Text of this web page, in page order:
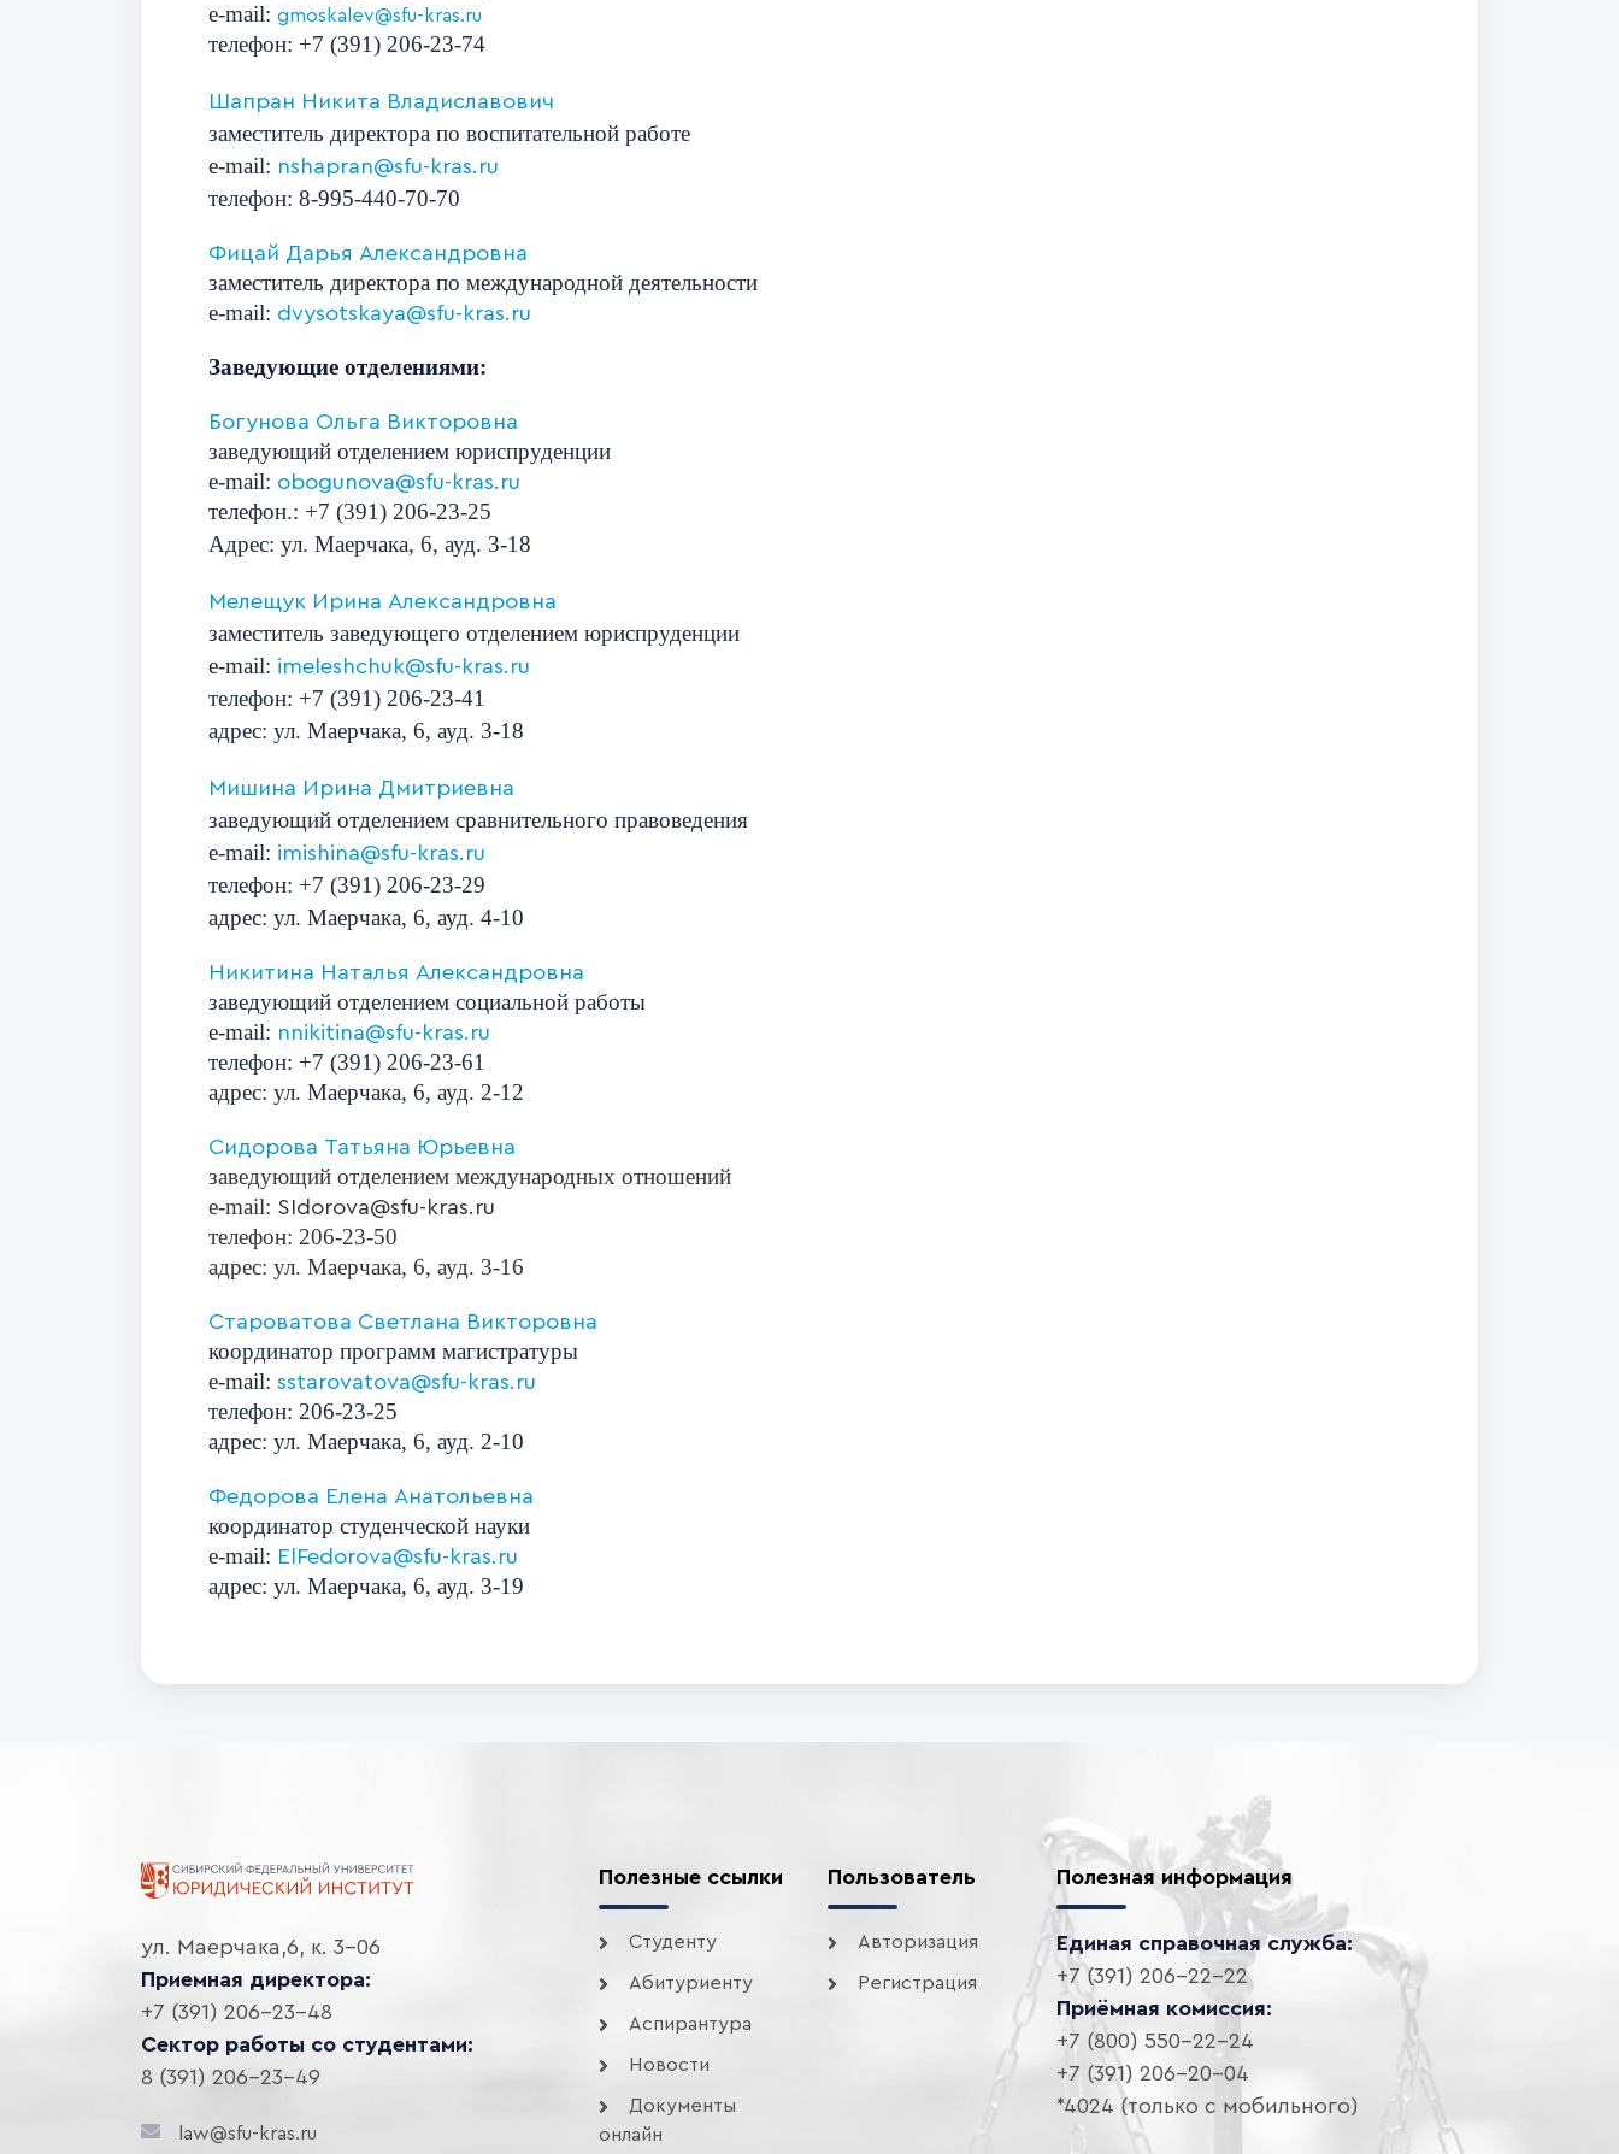
e-mail: gmoskalev@sfu-kras.ru
телефон: +7 (391) 206-23-74
Шапран Никита Владиславович
заместитель директора по воспитательной работе
e-mail: nshapran@sfu-kras.ru
телефон: 8-995-440-70-70
Фицай Дарья Александровна
заместитель директора по международной деятельности
e-mail: dvysotskaya@sfu-kras.ru
Заведующие отделениями:
Богунова Ольга Викторовна
заведующий отделением юриспруденции
e-mail: obogunova@sfu-kras.ru
телефон.: +7 (391) 206-23-25
Адрес: ул. Маерчака, 6, ауд. 3-18
Мелещук Ирина Александровна
заместитель заведующего отделением юриспруденции
е-mail: imeleshchuk@sfu-kras.ru
телефон: +7 (391) 206-23-41
адрес: ул. Маерчака, 6, ауд. 3-18
Мишина Ирина Дмитриевна
заведующий отделением сравнительного правоведения
e-mail: imishina@sfu-kras.ru
телефон: +7 (391) 206-23-29
адрес: ул. Маерчака, 6, ауд. 4-10
Никитина Наталья Александровна
заведующий отделением социальной работы
e-mail: nnikitina@sfu-kras.ru
телефон: +7 (391) 206-23-61
адрес: ул. Маерчака, 6, ауд. 2-12
Сидорова Татьяна Юрьевна
заведующий отделением международных отношений
e-mail: SIdorova@sfu-kras.ru
телефон: 206-23-50
адрес: ул. Маерчака, 6, ауд. 3-16
Староватова Светлана Викторовна
координатор программ магистратуры
e-mail: sstarovatova@sfu-kras.ru
телефон: 206-23-25
адрес: ул. Маерчака, 6, ауд. 2-10
Федорова Елена Анатольевна
координатор студенческой науки
е-mail: ElFedorova@sfu-kras.ru
адрес: ул. Маерчака, 6, ауд. 3-19
ул. Маерчака,6, к. 3-06
Приемная директора:
+7 (391) 206-23-48
Сектор работы со студентами:
8 (391) 206-23-49
law@sfu-kras.ru
Полезные ссылки
Студенту
Абитуриенту
Аспирантура
Новости
Документы
онлайн
Пользователь
Авторизация
Регистрация
Полезная информация
Единая справочная служба:
+7 (391) 206-22-22
Приёмная комиссия:
+7 (800) 550-22-24
+7 (391) 206-20-04
*4024 (только с мобильного)